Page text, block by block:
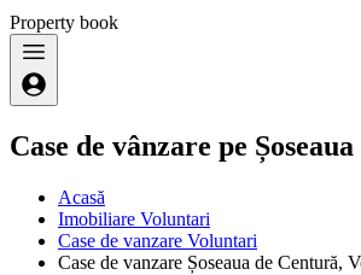
Property book
Case de vânzare pe
Acasă
Imobiliare Voluntari
Case de vanzare Voluntari
Case de vanzare Șoseaua de Centură,